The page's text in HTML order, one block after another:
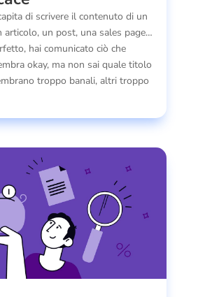
di scrivere il contenuto di un
articolo, un post, una sales page…
hai comunicato ciò che
okay, ma non sai quale titolo
troppo banali, altri troppo